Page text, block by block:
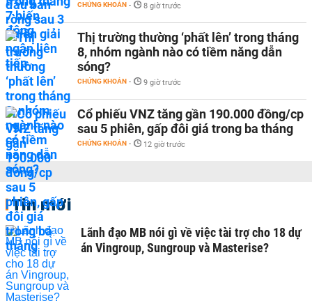
CHỨNG KHOÁN - 8 giờ trước
Thị trường thường ‘phất lên’ trong tháng
8, nhóm ngành nào có tiềm năng dẫn
sóng?
CHỨNG KHOÁN - 9 giờ trước
Cổ phiếu VNZ tăng gần 190.000 đồng/cp
sau 5 phiên, gấp đôi giá trong ba tháng
CHỨNG KHOÁN - 12 giờ trước
Tin mới
Lãnh đạo MB nói gì về việc tài trợ cho 18 dự
án Vingroup, Sungroup và Masterise?